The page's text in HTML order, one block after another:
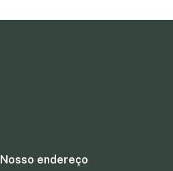
Nosso endereço